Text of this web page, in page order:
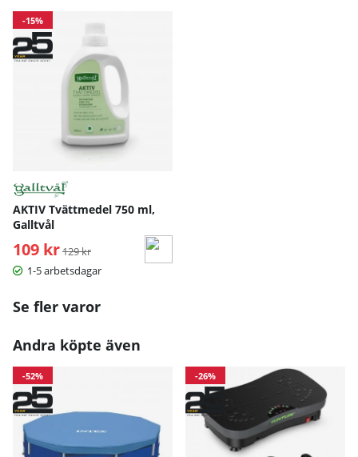
-15%
AKTIV Tvättmedel 750 ml,
Galltvål
109 kr Ordinarie pris:
129 kr
1-5 arbetsdagar
Se fler varor
Andra köpte även
-52% -26%